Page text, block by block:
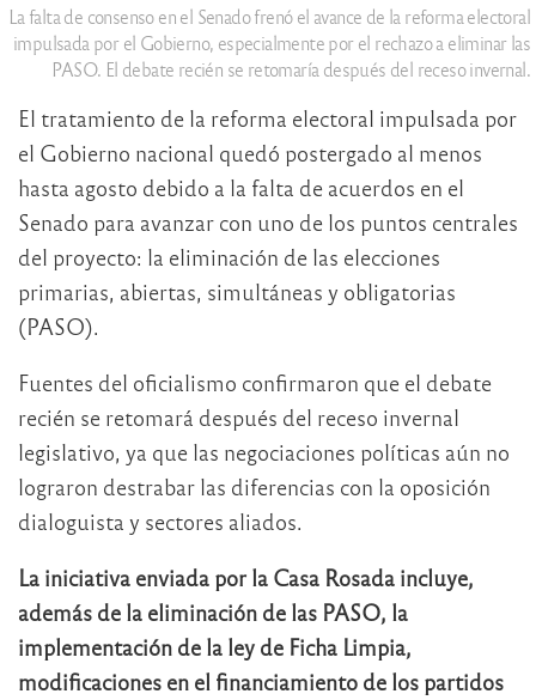
La falta de consenso en el Senado frenó el avance de la reforma electoral
impulsada por el Gobierno, especialmente por el rechazo a eliminar las
PASO. El debate recién se retomaría después del receso invernal.
El tratamiento de la reforma electoral impulsada por
el Gobierno nacional quedó postergado al menos
hasta agosto debido a la falta de acuerdos en el
Senado para avanzar con uno de los puntos centrales
del proyecto: la eliminación de las elecciones
primarias, abiertas, simultáneas y obligatorias
(PASO).
Fuentes del oficialismo confirmaron que el debate
recién se retomará después del receso invernal
legislativo, ya que las negociaciones políticas aún no
lograron destrabar las diferencias con la oposición
dialoguista y sectores aliados.
La iniciativa enviada por la Casa Rosada incluye,
además de la eliminación de las PASO, la
implementación de la ley de Ficha Limpia,
modificaciones en el financiamiento de los partidos